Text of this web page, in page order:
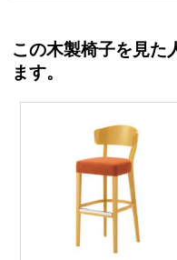
この木製椅子を見た
ます。